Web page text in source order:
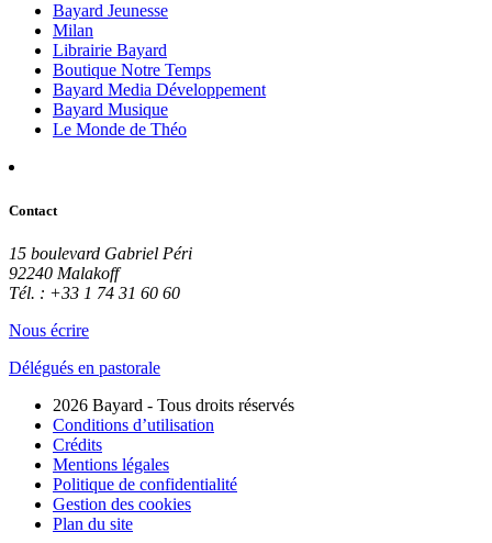
Bayard Jeunesse
Milan
Librairie Bayard
Boutique Notre Temps
Bayard Media Développement
Bayard Musique
Le Monde de Théo
Contact
15 boulevard Gabriel Péri
92240 Malakoff
Tél. : +33 1 74 31 60 60
Nous écrire
Délégués en pastorale
2026 Bayard - Tous droits réservés
Conditions d’utilisation
Crédits
Mentions légales
Politique de confidentialité
Gestion des cookies
Plan du site